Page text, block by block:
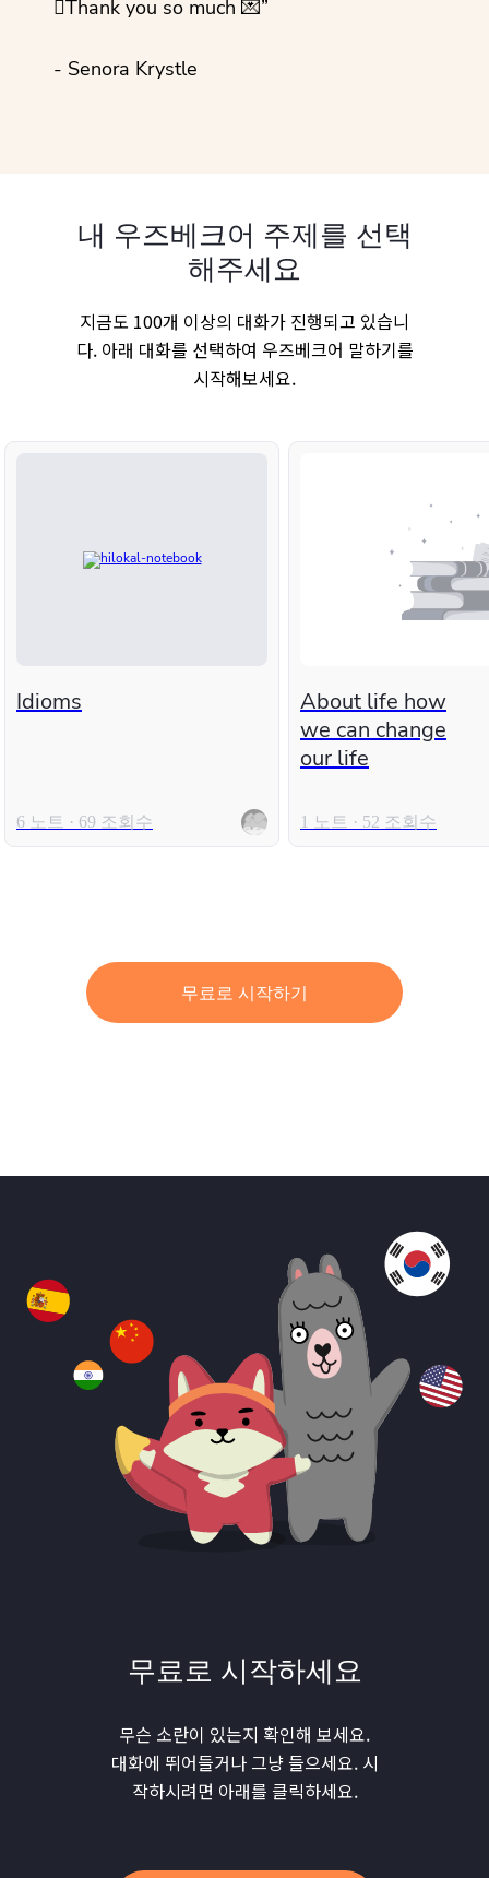
💜Thank you so much 💌”
- Senora Krystle
내 우즈베크어 주제를 선택
해주세요
지금도 100개 이상의 대화가 진행되고 있습니
다. 아래 대화를 선택하여 우즈베크어 말하기를
시작해보세요.
Idioms
6 노트 · 69 조회수
About life how
we can change
our life
1 노트 · 52 조회수
무료로 시작하기
무료로 시작하세요
무슨 소란이 있는지 확인해 보세요.
대화에 뛰어들거나 그냥 들으세요. 시
작하시려면 아래를 클릭하세요.